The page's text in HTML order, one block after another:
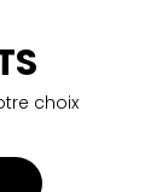
choix